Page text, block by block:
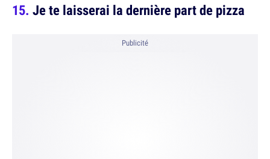
Je te laisserai la dernière part de pizza
Publicité